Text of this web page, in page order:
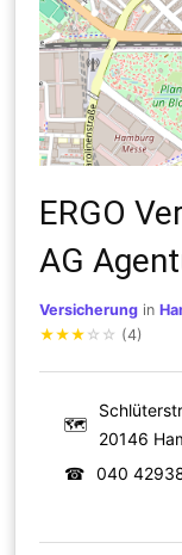
ERGO
AG
Versicherung in
★★★ ☆ ☆ (4)
🗺
20146
☎
040